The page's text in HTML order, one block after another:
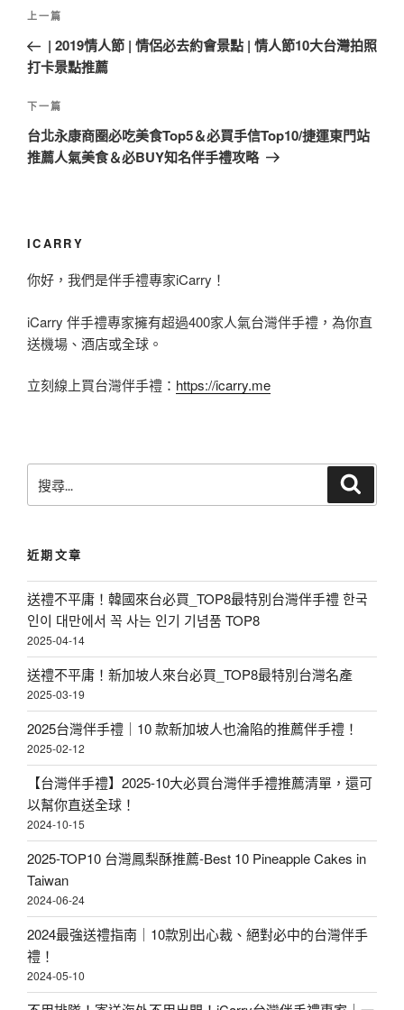
文
導
覽
上
一
篇
章
上一篇
| 2019情人節 | 情侶必去約會景點 | 情人節10大台灣拍照
打卡景點推薦
下
一
篇
下一篇
台北永康商圈必吃美食Top5＆必買手信Top10/捷運東門站
推薦人氣美食＆必BUY知名伴手禮攻略
ICARRY
你好，我們是伴手禮專家iCarry！
iCarry 伴手禮專家擁有超過400家人氣台灣伴手禮，為你直
送機場、酒店或全球。
立刻線上買台灣伴手禮： https://icarry.me
尋
字
:
近期文章
送禮不平庸！韓國來台必買_TOP8最特別台灣伴手禮 한국
인이 대만에서 꼭 사는 인기 기념품 TOP8
2025-04-14
送禮不平庸！新加坡人來台必買_TOP8最特別台灣名產
2025-03-19
2025台灣伴手禮｜10 款新加坡人也淪陷的推薦伴手禮！
2025-02-12
【台灣伴手禮】2025-10大必買台灣伴手禮推薦清單，還可
以幫你直送全球！
2024-10-15
2025-TOP10 台灣鳳梨酥推薦-Best 10 Pineapple Cakes in
Taiwan
2024-06-24
2024最強送禮指南｜10款別出心裁、絕對必中的台灣伴手
禮！
2024-05-10